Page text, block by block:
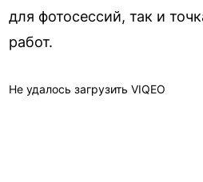
для фотосессий, так и
работ.
Не удалось загрузить VIQEO